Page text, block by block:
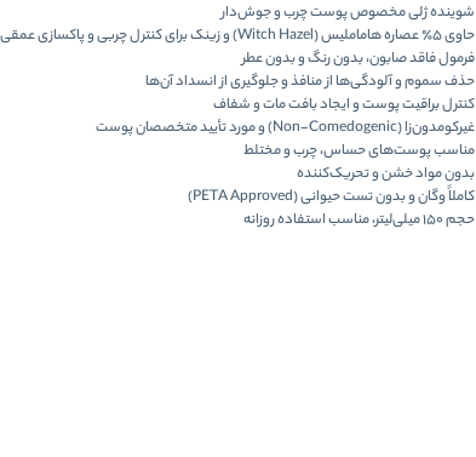
شوینده ژلی مخصوص پوست چرب و جوش‌دار
حاوی۵٪ عصاره هاماملیس (Witch Hazel) وزینکبرای کنترل چربی و پاکسازی عمقی
فرمول فاقد صابون، بدون رنگ و بدون عطر
حذف سموم و آلودگی‌ها از منافذ و جلوگیری از انسداد آن‌ها
کنترل براقیت پوست و ایجاد بافت مات و شفاف
غیرکومدون‌زا (Non-Comedogenic) و مورد تأیید متخصصان پوست
مناسب پوست‌های حساس، چرب و مختلط
بدون مواد خشن و تحریک‌کننده
کاملاً وگان و بدون تست حیوانی (PETA Approved)
حجم ۱۵۰ میلی‌لیتر، مناسب استفاده روزانه